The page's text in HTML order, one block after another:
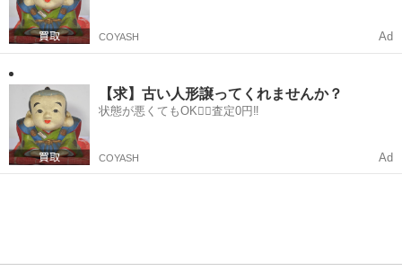
COYASH Ad
【求】古い人形譲ってくれませんか？
状態が悪くてもOK🙆‍♀️査定0円‼️
COYASH Ad